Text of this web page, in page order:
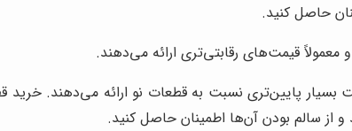
حاصل کنید.
معمولاً قیمت‌های رقابتی‌تری ارائه می‌دهند.
پایین‌تری نسبت به قطعات نو ارائه می‌دهند. خرید
و از سالم بودن آن‌ها اطمینان حاصل کنید.